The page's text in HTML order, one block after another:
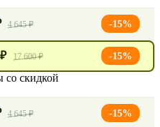
4 645 ₽ -15%
17 600 ₽ -15%
со скидкой
4 645 ₽ -15%